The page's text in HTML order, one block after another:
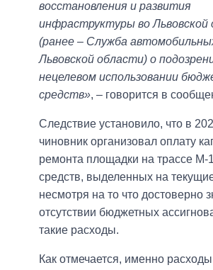
восстановления и развития
инфраструктуры во Львовской
(ранее – Служба
Львовской области) о
нецелевом использовании
средств», – говорится в
Следствие установило, что в
чиновник организовал оплату
ремонта площадки на трассе М-
средств, выделенных на
несмотря на то что достоверно
отсутствии бюджетных
такие расходы.
Как отмечается, именно